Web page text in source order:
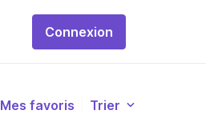
Connexion
Mes favoris Trier